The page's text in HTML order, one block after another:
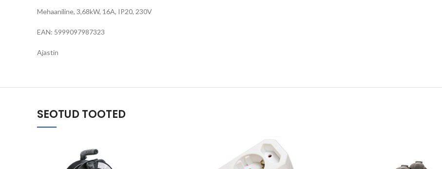
Mehaaniline, 3,68kW, 16A, IP20, 230V
EAN: 5999097987323
Ajastin
SEOTUD TOOTED